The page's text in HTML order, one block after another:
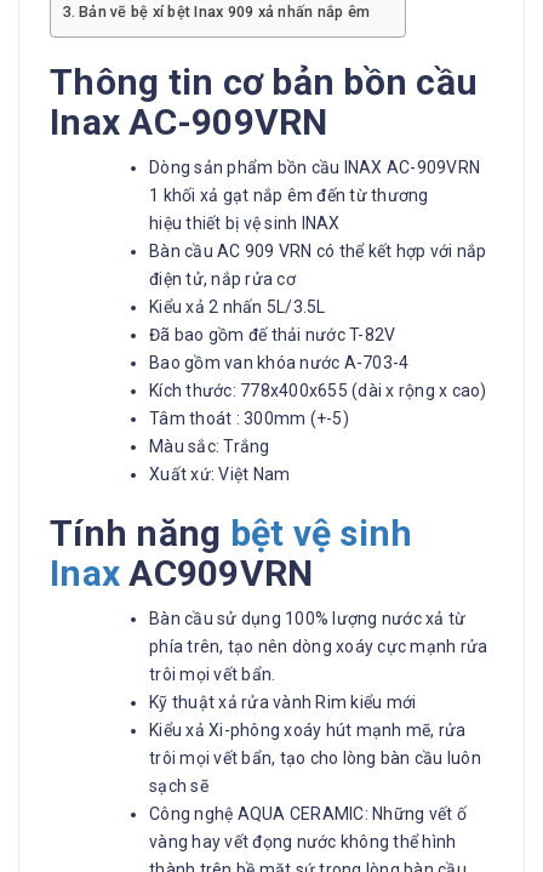
Bản vẽ bệ xí bệt Inax 909 xả nhấn nắp êm
Thông tin cơ bản bồn cầu
Inax AC-909VRN
Dòng sản phẩm bồn cầu INAX AC-909VRN
1 khối xả gạt nắp êm đến từ thương
hiệu thiết bị vệ sinh INAX
Bàn cầu AC 909 VRN có thể kết hợp với nắp
điện tử, nắp rửa cơ
Kiểu xả 2 nhấn 5L/3.5L
Đã bao gồm đế thải nước T-82V
Bao gồm van khóa nước A-703-4
Kích thước: 778x400x655 (dài x rộng x cao)
Tâm thoát : 300mm (+-5)
Màu sắc: Trắng
Xuất xứ: Việt Nam
Tính năng bệt vệ sinh
Inax AC909VRN
Bàn cầu sử dụng 100% lượng nước xả từ
phía trên, tạo nên dòng xoáy cực mạnh rửa
trôi mọi vết bẩn.
Kỹ thuật xả rửa vành Rim kiểu mới
Kiểu xả Xi-phông xoáy hút mạnh mẽ, rửa
trôi mọi vết bẩn, tạo cho lòng bàn cầu luôn
sạch sẽ
Công nghệ AQUA CERAMIC: Những vết ố
vàng hay vết đọng nước không thể hình